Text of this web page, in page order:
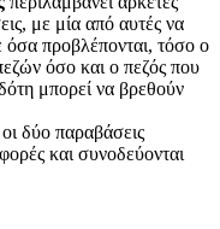
με μία από αυτές να
προβλέπονται, τόσο ο
όσο και ο πεζός που
μπορεί να βρεθούν
δύο παραβάσεις
και συνοδεύονται